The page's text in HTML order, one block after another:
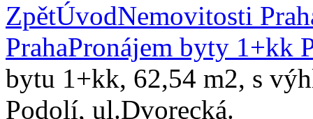
ZpětÚvodNemovitosti
PrahaPronájem byty 1+kk
bytu 1+kk, 62,54 m2, s
Podolí, ul.Dvorecká.